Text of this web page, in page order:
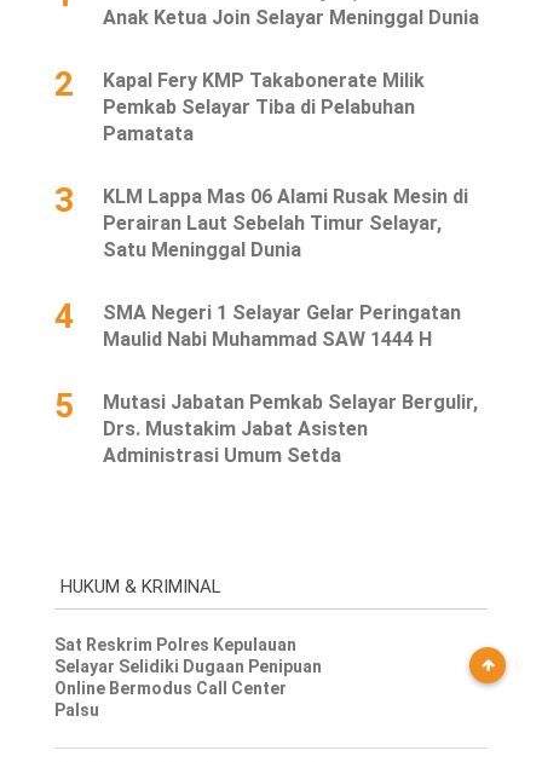
Anak Ketua Join Selayar Meninggal Dunia
2
Kapal Fery KMP Takabonerate Milik
Pemkab Selayar Tiba di Pelabuhan
Pamatata
3
KLM Lappa Mas 06 Alami Rusak Mesin di
Perairan Laut Sebelah Timur Selayar,
Satu Meninggal Dunia
4
SMA Negeri 1 Selayar Gelar Peringatan
Maulid Nabi Muhammad SAW 1444 H
5
Mutasi Jabatan Pemkab Selayar Bergulir,
Drs. Mustakim Jabat Asisten
Administrasi Umum Setda
HUKUM & KRIMINAL
Sat Reskrim Polres Kepulauan
Selayar Selidiki Dugaan Penipuan
Online Bermodus Call Center
Palsu